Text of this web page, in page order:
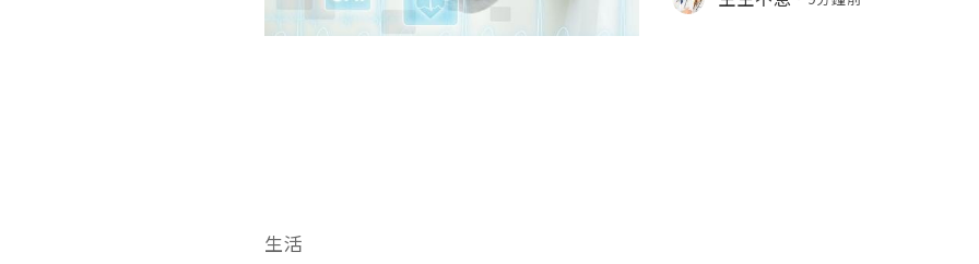
香港流感疫苗有幾多種？根據不同的
生活